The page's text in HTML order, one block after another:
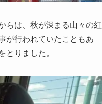
らは、秋が深まる山々の紅
が行われていたこともあ
とりました。